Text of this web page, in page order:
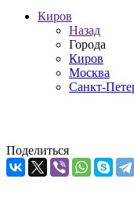
Киров
Назад
Города
Киров
Москва
Санкт-
Поделиться